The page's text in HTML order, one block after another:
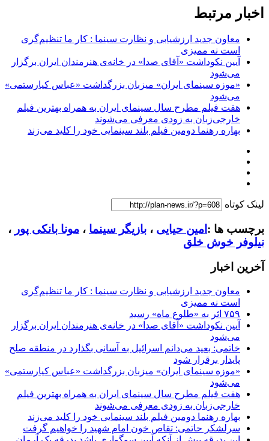
اخبار مرتبط
معاون جدید ارزشیابی و نظارت سینما : کار ما تنظیم‌گری
است نه ممیزی
آیین نکوداشت «آقای صدا» در خانه‌ی هنرمندان ایران برگزار
می‌شود
«موزه سینمای ایران» میزبان بزرگداشت «عباس کیارستمی»
می‌شود
هفت فیلم مطرح سال سینمای ایران به همراه بهترین فیلم
خارجی‌زبان به زودی معرفی می‌شوند
بهاره رهنما دومین فیلم بلند سینمایی خود را کلید می‌زند
لینک کوتاه
برچسب ها : امین حیایی ، بازیگر سینما ، مونا بانکی پور ،
نیلوفر خوش خلق
آخرین اخبار
معاون جدید ارزشیابی و نظارت سینما : کار ما تنظیم‌گری
است نه ممیزی
۷۵۹ اثر به «طلوع ماه» رسید
آیین نکوداشت «آقای صدا» در خانه‌ی هنرمندان ایران برگزار
می‌شود
خاتمی: بعید می‌دانم اسرائیل به آسانی بگذارد در منطقه صلح
پایدار برقرار شود
«موزه سینمای ایران» میزبان بزرگداشت «عباس کیارستمی»
می‌شود
هفت فیلم مطرح سال سینمای ایران به همراه بهترین فیلم
خارجی‌زبان به زودی معرفی می‌شوند
بهاره رهنما دومین فیلم بلند سینمایی خود را کلید می‌زند
سرلشکر حاتمی: تقاص خون امام شهید را خواهیم گرفت